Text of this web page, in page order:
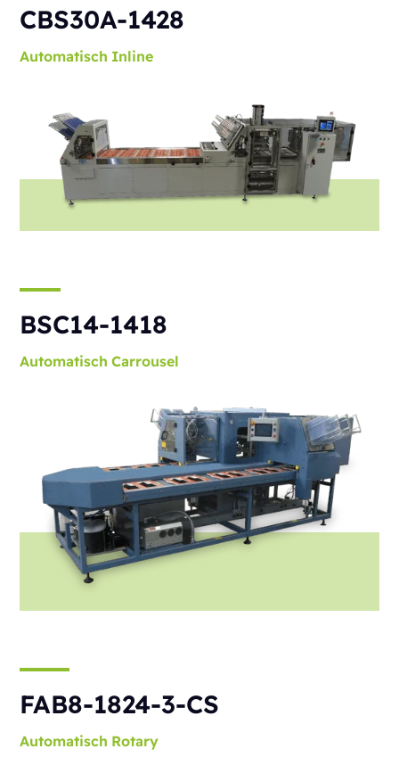
CBS30A-1428
Automatisch Inline
BSC14-1418
Automatisch Carrousel
FAB8-1824-3-CS
Automatisch Rotary